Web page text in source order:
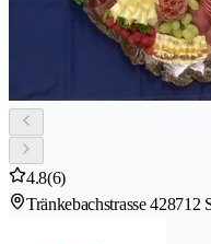
4.8(6)
Tränkebachstrasse 428712